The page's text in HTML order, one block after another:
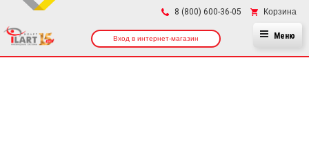
8 (800) 600-36-05 Корзина
Вход в интернет-магазин Меню
×